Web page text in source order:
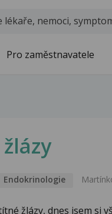
Pro zaměstnavatele
Endokrinologie
žlázy, dnes jsem si